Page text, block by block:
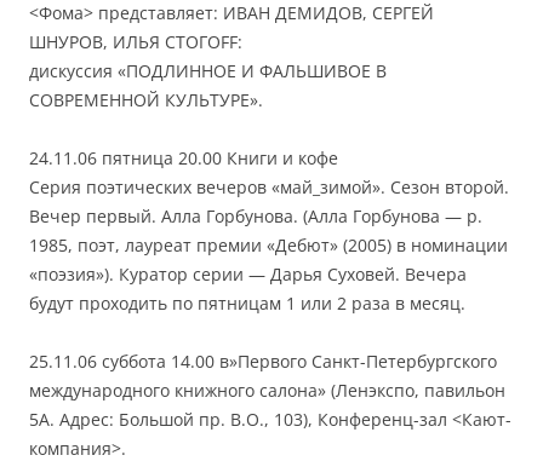
<Фома> представляет: ИВАН ДЕМИДОВ, СЕРГЕЙ
ШНУРОВ, ИЛЬЯ СТОГОFF:
дискуссия «ПОДЛИННОЕ И ФАЛЬШИВОЕ В
СОВРЕМЕННОЙ КУЛЬТУРЕ».
24.11.06 пятница 20.00 Книги и кофе
Серия поэтических вечеров «май_зимой». Сезон второй.
Вечер первый. Алла Горбунова. (Алла Горбунова — р.
1985, поэт, лауреат премии «Дебют» (2005) в номинации
«поэзия»). Куратор серии — Дарья Суховей. Вечера
будут проходить по пятницам 1 или 2 раза в месяц.
25.11.06 суббота 14.00 в»Первого Санкт-Петербургского
международного книжного салона» (Ленэкспо, павильон
5А. Адрес: Большой пр. В.О., 103), Конференц-зал <Кают-
компания>.